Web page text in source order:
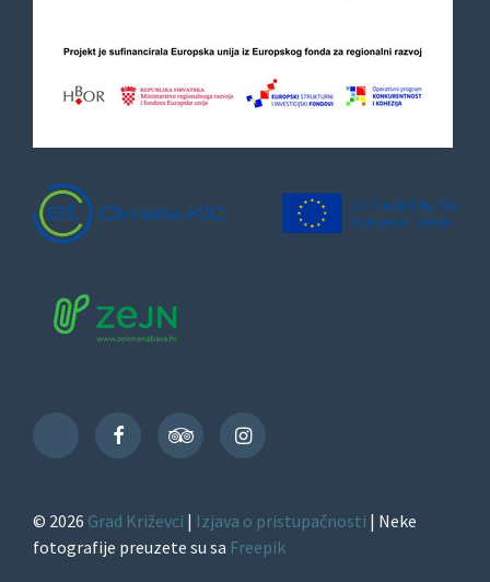
TikTok
FacebookTripAdvisorInstagram
© 2026 Grad Križevci | Izjava o pristupačnosti | Neke
fotografije preuzete su sa Freepik